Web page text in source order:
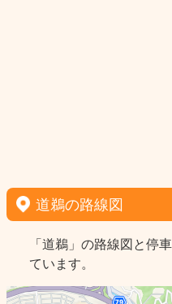
道鵜の路線図
「道鵜」の路線図と停
ています。